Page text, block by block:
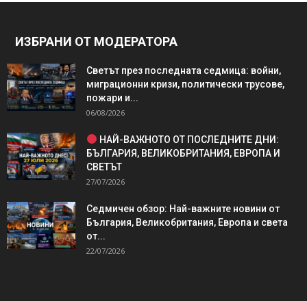
ИЗБРАНИ ОТ МОДЕРАТОРА
Светът през последната седмица: войни,
миграционни кризи, политически трусове,
пожари и...
06/08/2026
НАЙ-ВАЖНОТО ОТ ПОСЛЕДНИТЕ ДНИ:
БЪЛГАРИЯ, ВЕЛИКОБРИТАНИЯ, ЕВРОПА И
СВЕТЪТ
27/07/2026
Седмичен обзор: Най-важните новини от
България, Великобритания, Европа и света
от...
22/07/2026